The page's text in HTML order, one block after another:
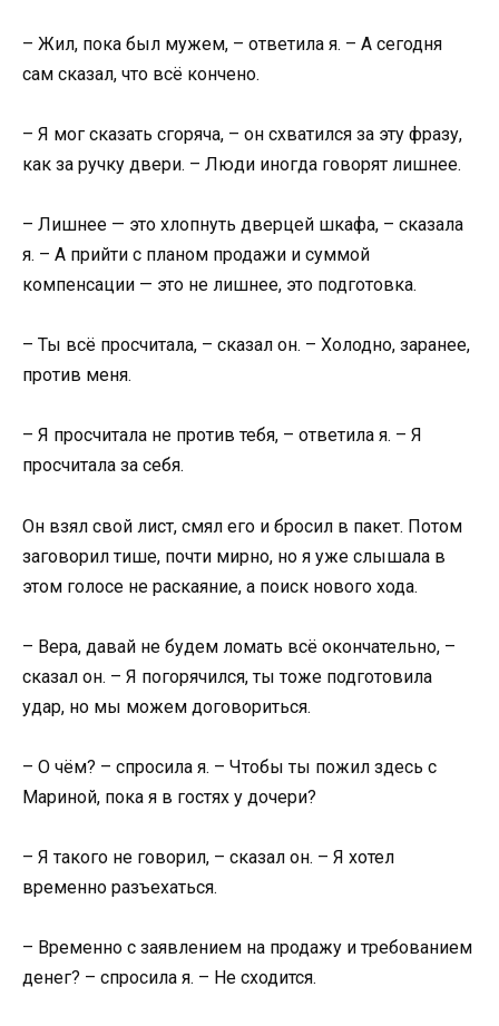
– Жил, пока был мужем, – ответила я. – А сегодня
сам сказал, что всё кончено.
– Я мог сказать сгоряча, – он схватился за эту фразу,
как за ручку двери. – Люди иногда говорят лишнее.
– Лишнее — это хлопнуть дверцей шкафа, – сказала
я. – А прийти с планом продажи и суммой
компенсации — это не лишнее, это подготовка.
– Ты всё просчитала, – сказал он. – Холодно, заранее,
против меня.
– Я просчитала не против тебя, – ответила я. – Я
просчитала за себя.
Он взял свой лист, смял его и бросил в пакет. Потом
заговорил тише, почти мирно, но я уже слышала в
этом голосе не раскаяние, а поиск нового хода.
– Вера, давай не будем ломать всё окончательно, –
сказал он. – Я погорячился, ты тоже подготовила
удар, но мы можем договориться.
– О чём? – спросила я. – Чтобы ты пожил здесь с
Мариной, пока я в гостях у дочери?
– Я такого не говорил, – сказал он. – Я хотел
временно разъехаться.
– Временно с заявлением на продажу и требованием
денег? – спросила я. – Не сходится.